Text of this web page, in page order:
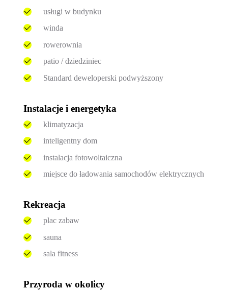
usługi w budynku
winda
rowerownia
patio / dziedziniec
Standard deweloperski podwyższony
Instalacje i energetyka
klimatyzacja
inteligentny dom
instalacja fotowoltaiczna
miejsce do ładowania samochodów elektrycznych
Rekreacja
plac zabaw
sauna
sala fitness
Przyroda w okolicy